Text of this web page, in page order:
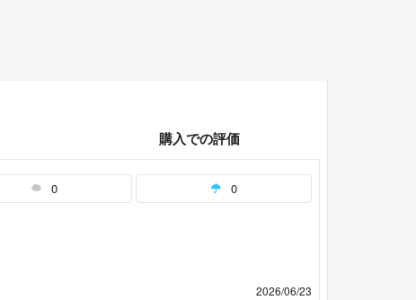
購入での評価
0 0
2026/06/23